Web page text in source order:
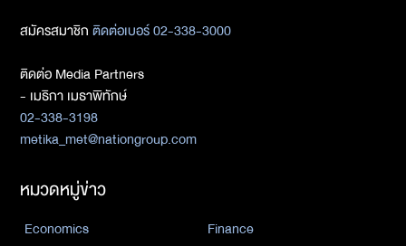
สมัครสมาชิกติดต่อเบอร์ 02-338-3000
ติดต่อ Media Partners
- เมธิกา เมธาพิทักษ์
02-338-3198
metika_met@nationgroup.com
หมวดหมู่ข่าว
Economics
Finance